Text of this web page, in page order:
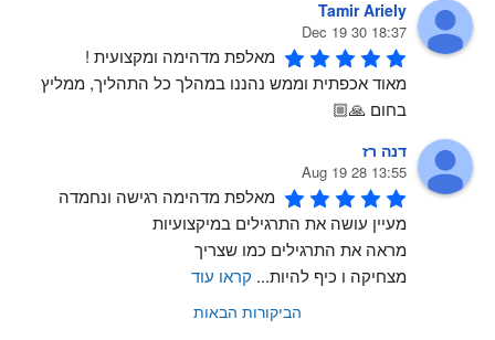
Tamir Ariely
18:37 30 Dec 19
מאלפת מדהימה ומקצועית !
בחום 🙏🏼
דנה רז
13:55 28 Aug 19
מאלפת מדהימה רגישה ונחמדה
מעיין עושה את התרגילים במיקצועיות
מראה את התרגילים כמו שצריך
מצחיקה ו כיף להיות... קראו עוד
הביקורות הבאות